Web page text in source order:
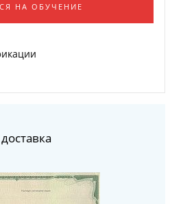
НА ОБУЧЕНИЕ